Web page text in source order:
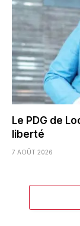
Le PDG de
liberté
7 AOÛT 2026